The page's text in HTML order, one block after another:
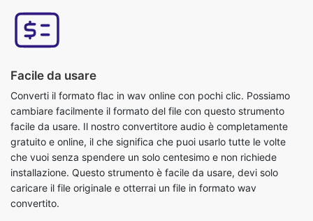
Facile da usare
cambiare facilmente il formato del file con questo strumento
gratuito e online, il che significa che puoi usarlo tutte le volte
che vuoi senza spendere un solo centesimo e non richiede
installazione. Questo strumento è facile da usare, devi solo
caricare il file originale e otterrai un file in formato wav
convertito.